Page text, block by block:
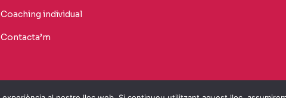
Coaching individual
Contacta’m
Mou-te amb llibertat